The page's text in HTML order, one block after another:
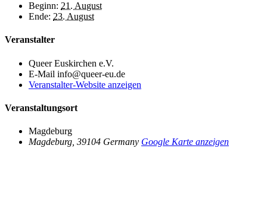
Beginn: 21. August
Ende: 23. August
Veranstalter
Queer Euskirchen e.V.
E-Mail info@queer-eu.de
Veranstalter-Website anzeigen
Veranstaltungsort
Magdeburg
Magdeburg 39104 Germany Google Karte anzeigen